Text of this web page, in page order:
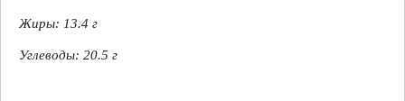
Жиры: 13.4 г
Углеводы: 20.5 г